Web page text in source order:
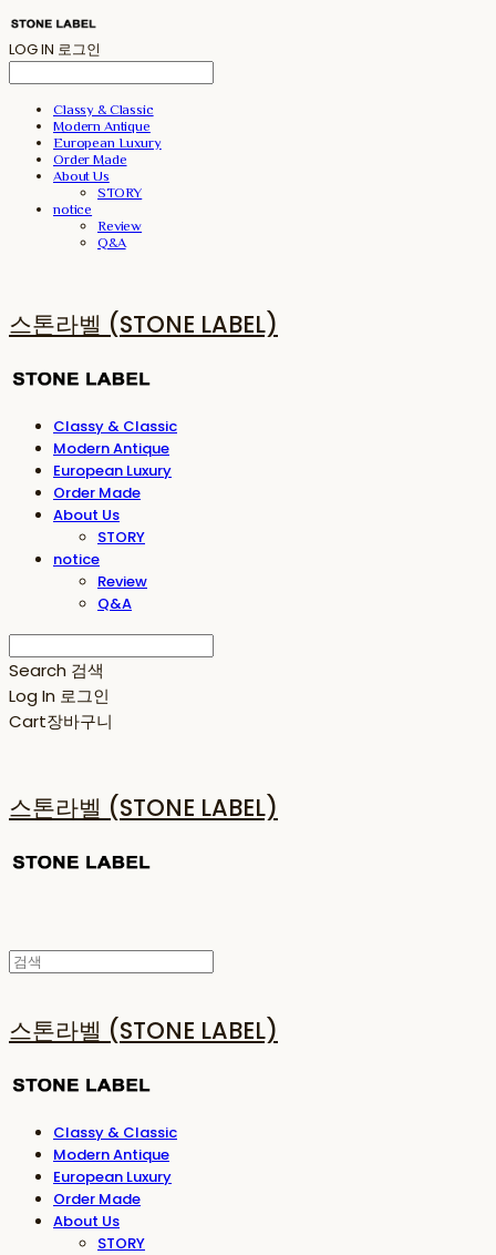
LOG IN 로그인
Classy & Classic
Modern Antique
European Luxury
Order Made
About Us
STORY
notice
Review
Q&A
스톤라벨 (STONE LABEL)
Classy & Classic
Modern Antique
European Luxury
Order Made
About Us
STORY
notice
Review
Q&A
Search 검색
Log In 로그인
Cart장바구니
스톤라벨 (STONE LABEL)
스톤라벨 (STONE LABEL)
Classy & Classic
Modern Antique
European Luxury
Order Made
About Us
STORY